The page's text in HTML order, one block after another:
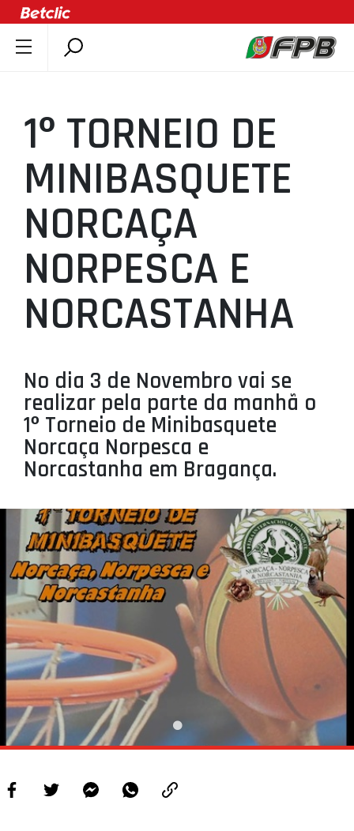
ÚLTIMAS
COMPETIÇÕES
ASSOCIAÇÕES
CLUBES
AGENTES
AGENDA
SELEÇÕES
MINIBASQUETE
PROJETOS
LIGA BETCLIC MASCULINA
LIGA BETCLIC FEMININA
1º TORNEIO DE
MINIBASQUETE
NORCAÇA
NORPESCA E
NORCASTANHA
No dia 3 de Novembro vai se
realizar pela parte da manhã o
1º Torneio de Minibasquete
Norcaça Norpesca e
Norcastanha em Bragança.